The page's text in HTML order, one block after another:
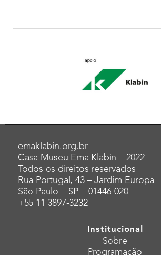
emaklabin.org.br
Casa Museu Ema Klabin – 2022
Todos os direitos reservados
Rua Portugal, 43 – Jardim Europa
São Paulo – SP – 01446-020
+55 11 3897-3232
Institucional
Sobre
Programação